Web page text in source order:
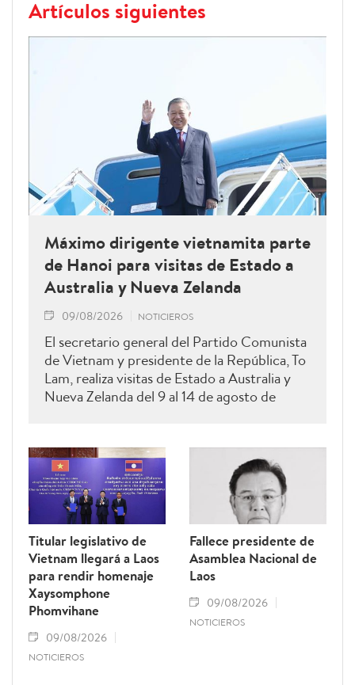
Artículos siguientes
Máximo dirigente vietnamita parte
de Hanoi para visitas de Estado a
Australia y Nueva Zelanda
09/08/2026 NOTICIEROS
El secretario general del Partido Comunista
de Vietnam y presidente de la República, To
Lam, realiza visitas de Estado a Australia y
Nueva Zelanda del 9 al 14 de agosto de
Titular legislativo de
Vietnam llegará a Laos
para rendir homenaje
Xaysomphone
Phomvihane
09/08/2026
NOTICIEROS
Fallece presidente de
Asamblea Nacional de
Laos
09/08/2026
NOTICIEROS